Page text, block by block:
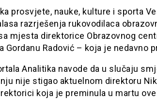
prosvjete, nauke, kulture i sporta
razrješenja rukovodilaca
mjesta direktorice Obrazovnog
Gordanu Radović – koja je nedavno
Analitika navode da u slučaju
nije stigao aktuelnom direktoru
koja je preminula u martu